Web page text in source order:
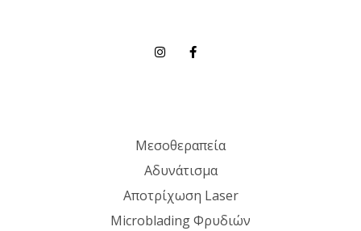
Μεσοθεραπεία
Αδυνάτισμα
Αποτρίχωση Laser
Microblading Φρυδιών